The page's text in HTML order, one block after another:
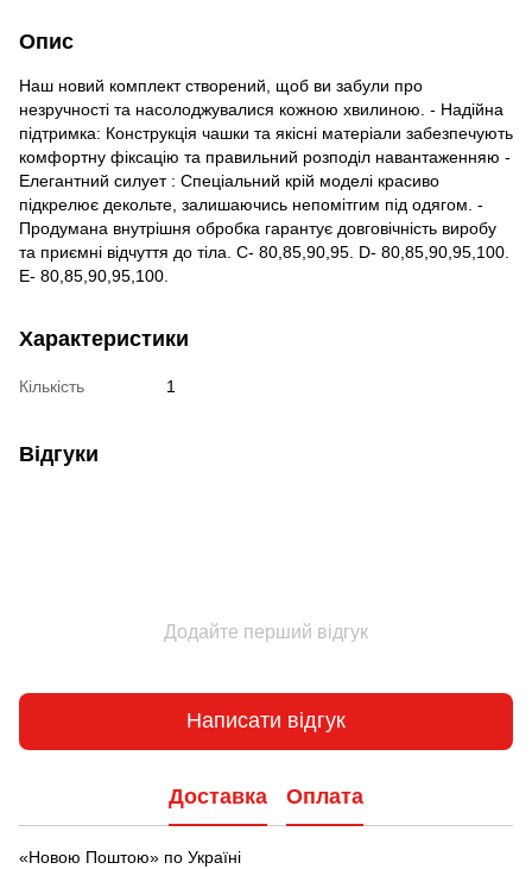
Опис
Наш новий комплект створений, щоб ви забули про
незручності та насолоджувалися кожною хвилиною. - Надійна
підтримка: Конструкція чашки та якісні матеріали забезпечують
комфортну фіксацію та правильний розподіл навантаженняю -
Елегантний силует : Спеціальний крій моделі красиво
підкрелює декольте, залишаючись непомітгим під одягом. -
Продумана внутрішня обробка гарантує довговічність виробу
та приємні відчуття до тіла. C- 80,85,90,95. D- 80,85,90,95,100.
E- 80,85,90,95,100.
Характеристики
Кількість 1
Відгуки
Додайте перший відгук
Написати відгук
Доставка Оплата
«Новою Поштою» по Україні